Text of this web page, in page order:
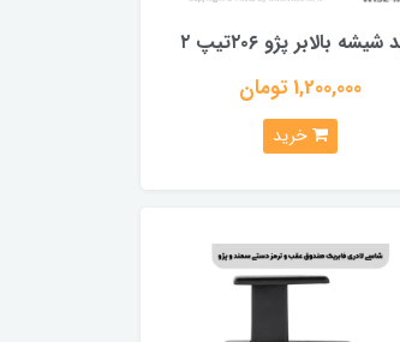
شیشه بالابر پژو ۲۰۶تیپ ۲
1,200,000 تومان
خرید